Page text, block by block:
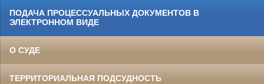
ПОДАЧА ПРОЦЕССУАЛЬНЫХ ДОКУМЕНТОВ В
ЭЛЕКТРОННОМ ВИДЕ
О СУДЕ
ТЕРРИТОРИАЛЬНАЯ ПОДСУДНОСТЬ